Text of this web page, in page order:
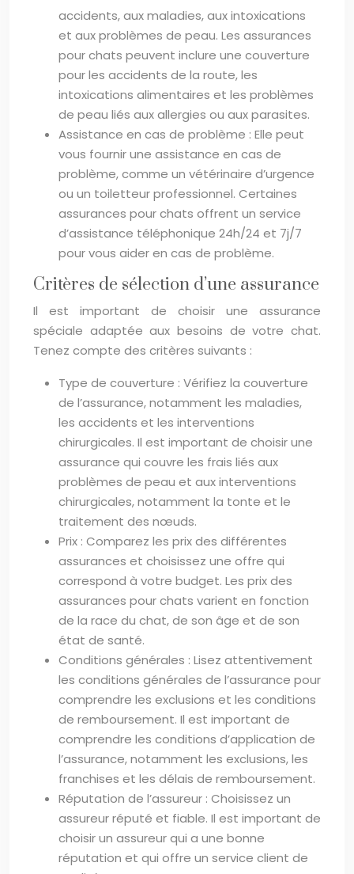
accidents, aux maladies, aux intoxications
et aux problèmes de peau. Les assurances
pour chats peuvent inclure une couverture
pour les accidents de la route, les
intoxications alimentaires et les problèmes
de peau liés aux allergies ou aux parasites.
Assistance en cas de problème : Elle peut
vous fournir une assistance en cas de
problème, comme un vétérinaire d’urgence
ou un toiletteur professionnel. Certaines
assurances pour chats offrent un service
d’assistance téléphonique 24h/24 et 7j/7
pour vous aider en cas de problème.
Critères de sélection d’une assurance
Il est important de choisir une assurance
spéciale adaptée aux besoins de votre chat.
Tenez compte des critères suivants :
Type de couverture : Vérifiez la couverture
de l’assurance, notamment les maladies,
les accidents et les interventions
chirurgicales. Il est important de choisir une
assurance qui couvre les frais liés aux
problèmes de peau et aux interventions
chirurgicales, notamment la tonte et le
traitement des nœuds.
Prix : Comparez les prix des différentes
assurances et choisissez une offre qui
correspond à votre budget. Les prix des
assurances pour chats varient en fonction
de la race du chat, de son âge et de son
état de santé.
Conditions générales : Lisez attentivement
les conditions générales de l’assurance pour
comprendre les exclusions et les conditions
de remboursement. Il est important de
comprendre les conditions d’application de
l’assurance, notamment les exclusions, les
franchises et les délais de remboursement.
Réputation de l’assureur : Choisissez un
assureur réputé et fiable. Il est important de
choisir un assureur qui a une bonne
réputation et qui offre un service client de